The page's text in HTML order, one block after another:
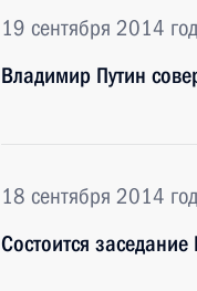
19 сентября 2014
Владимир Путин
18 сентября 2014
Состоится заседание